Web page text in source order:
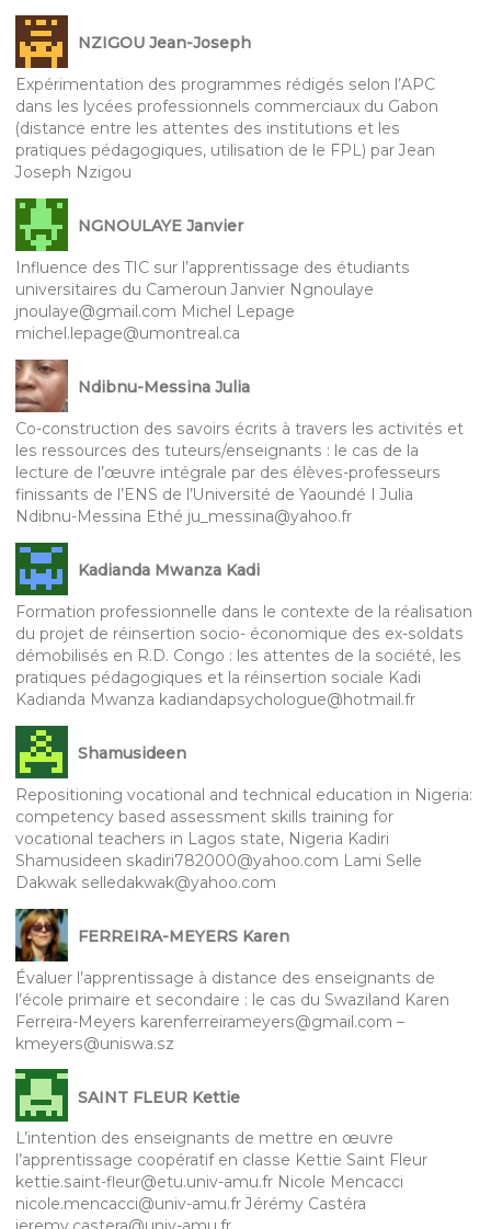
NZIGOU Jean-Joseph
Expérimentation des programmes rédigés selon l’APC
dans les lycées professionnels commerciaux du Gabon
(distance entre les attentes des institutions et les
pratiques pédagogiques, utilisation de le FPL) par Jean
Joseph Nzigou
NGNOULAYE Janvier
Influence des TIC sur l’apprentissage des étudiants
universitaires du Cameroun Janvier Ngnoulaye
jnoulaye@gmail.com Michel Lepage
michel.lepage@umontreal.ca
Ndibnu-Messina Julia
Co-construction des savoirs écrits à travers les activités et
les ressources des tuteurs/enseignants : le cas de la
lecture de l’œuvre intégrale par des élèves-professeurs
finissants de l’ENS de l’Université de Yaoundé I Julia
Ndibnu-Messina Ethé ju_messina@yahoo.fr
Kadianda Mwanza Kadi
Formation professionnelle dans le contexte de la réalisation
du projet de réinsertion socio- économique des ex-soldats
démobilisés en R.D. Congo : les attentes de la société, les
pratiques pédagogiques et la réinsertion sociale Kadi
Kadianda Mwanza kadiandapsychologue@hotmail.fr
Shamusideen
Repositioning vocational and technical education in Nigeria:
competency based assessment skills training for
vocational teachers in Lagos state, Nigeria Kadiri
Shamusideen skadiri782000@yahoo.com Lami Selle
Dakwak selledakwak@yahoo.com
FERREIRA-MEYERS Karen
Évaluer l’apprentissage à distance des enseignants de
l’école primaire et secondaire : le cas du Swaziland Karen
Ferreira-Meyers karenferreirameyers@gmail.com –
kmeyers@uniswa.sz
SAINT FLEUR Kettie
L’intention des enseignants de mettre en œuvre
l’apprentissage coopératif en classe Kettie Saint Fleur
kettie.saint-fleur@etu.univ-amu.fr Nicole Mencacci
nicole.mencacci@univ-amu.fr Jérémy Castéra